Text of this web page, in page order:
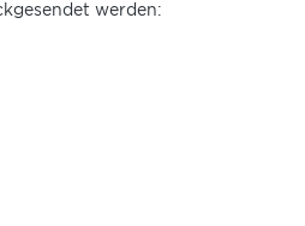
werden: